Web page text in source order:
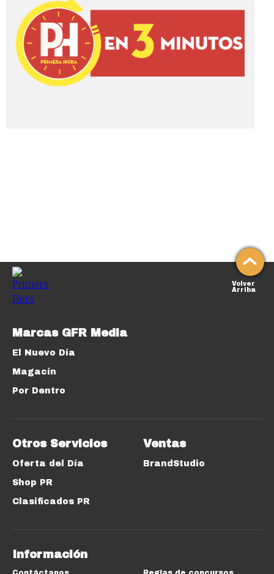
Volver
Arriba
Marcas GFR Media
El Nuevo Día
Magacín
Por Dentro
Otros Servicios
Oferta del Día
Shop PR
Clasificados PR
Ventas
BrandStudio
Información